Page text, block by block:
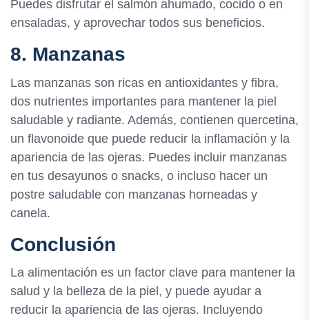
Puedes disfrutar el salmón ahumado, cocido o en
ensaladas, y aprovechar todos sus beneficios.
8. Manzanas
Las manzanas son ricas en antioxidantes y fibra,
dos nutrientes importantes para mantener la piel
saludable y radiante. Además, contienen quercetina,
un flavonoide que puede reducir la inflamación y la
apariencia de las ojeras. Puedes incluir manzanas
en tus desayunos o snacks, o incluso hacer un
postre saludable con manzanas horneadas y
canela.
Conclusión
La alimentación es un factor clave para mantener la
salud y la belleza de la piel, y puede ayudar a
reducir la apariencia de las ojeras. Incluyendo